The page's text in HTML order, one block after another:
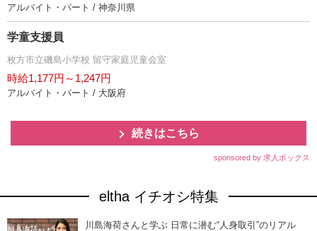
アルバイト・パート / 神奈川県
学童支援員
枚方市立磯島小学校 留守家庭児童会室
時給1,177円～1,247円
アルバイト・パート / 大阪府
続きはこちら
sponsored by 求人ボックス
eltha イチオシ特集
川島海荷さんと学ぶ 日常に潜む“人身取引”のリアル